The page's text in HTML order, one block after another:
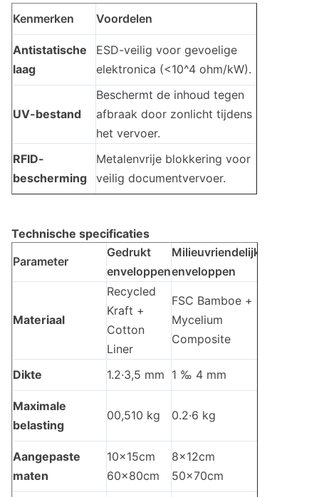
Kenmerken Voordelen
Antistatische
laag
ESD-veilig voor gevoelige
elektronica (<10^4 ohm/kW).
UV-bestand
Beschermt de inhoud tegen
afbraak door zonlicht tijdens
het vervoer.
RFID-
bescherming
Metalenvrije blokkering voor
veilig documentvervoer.
Technische specificaties
Parameter
Gedrukt
enveloppen
Milieuvriendelijke
enveloppen
Materiaal
Recycled
Kraft +
Cotton
Liner
FSC Bamboe +
Mycelium
Composite
Dikte 1.2·3,5 mm 1 ‰ 4 mm
Maximale
belasting
00,510 kg 0.2·6 kg
Aangepaste
maten
10x15cm
60x80cm
8x12cm
50x70cm